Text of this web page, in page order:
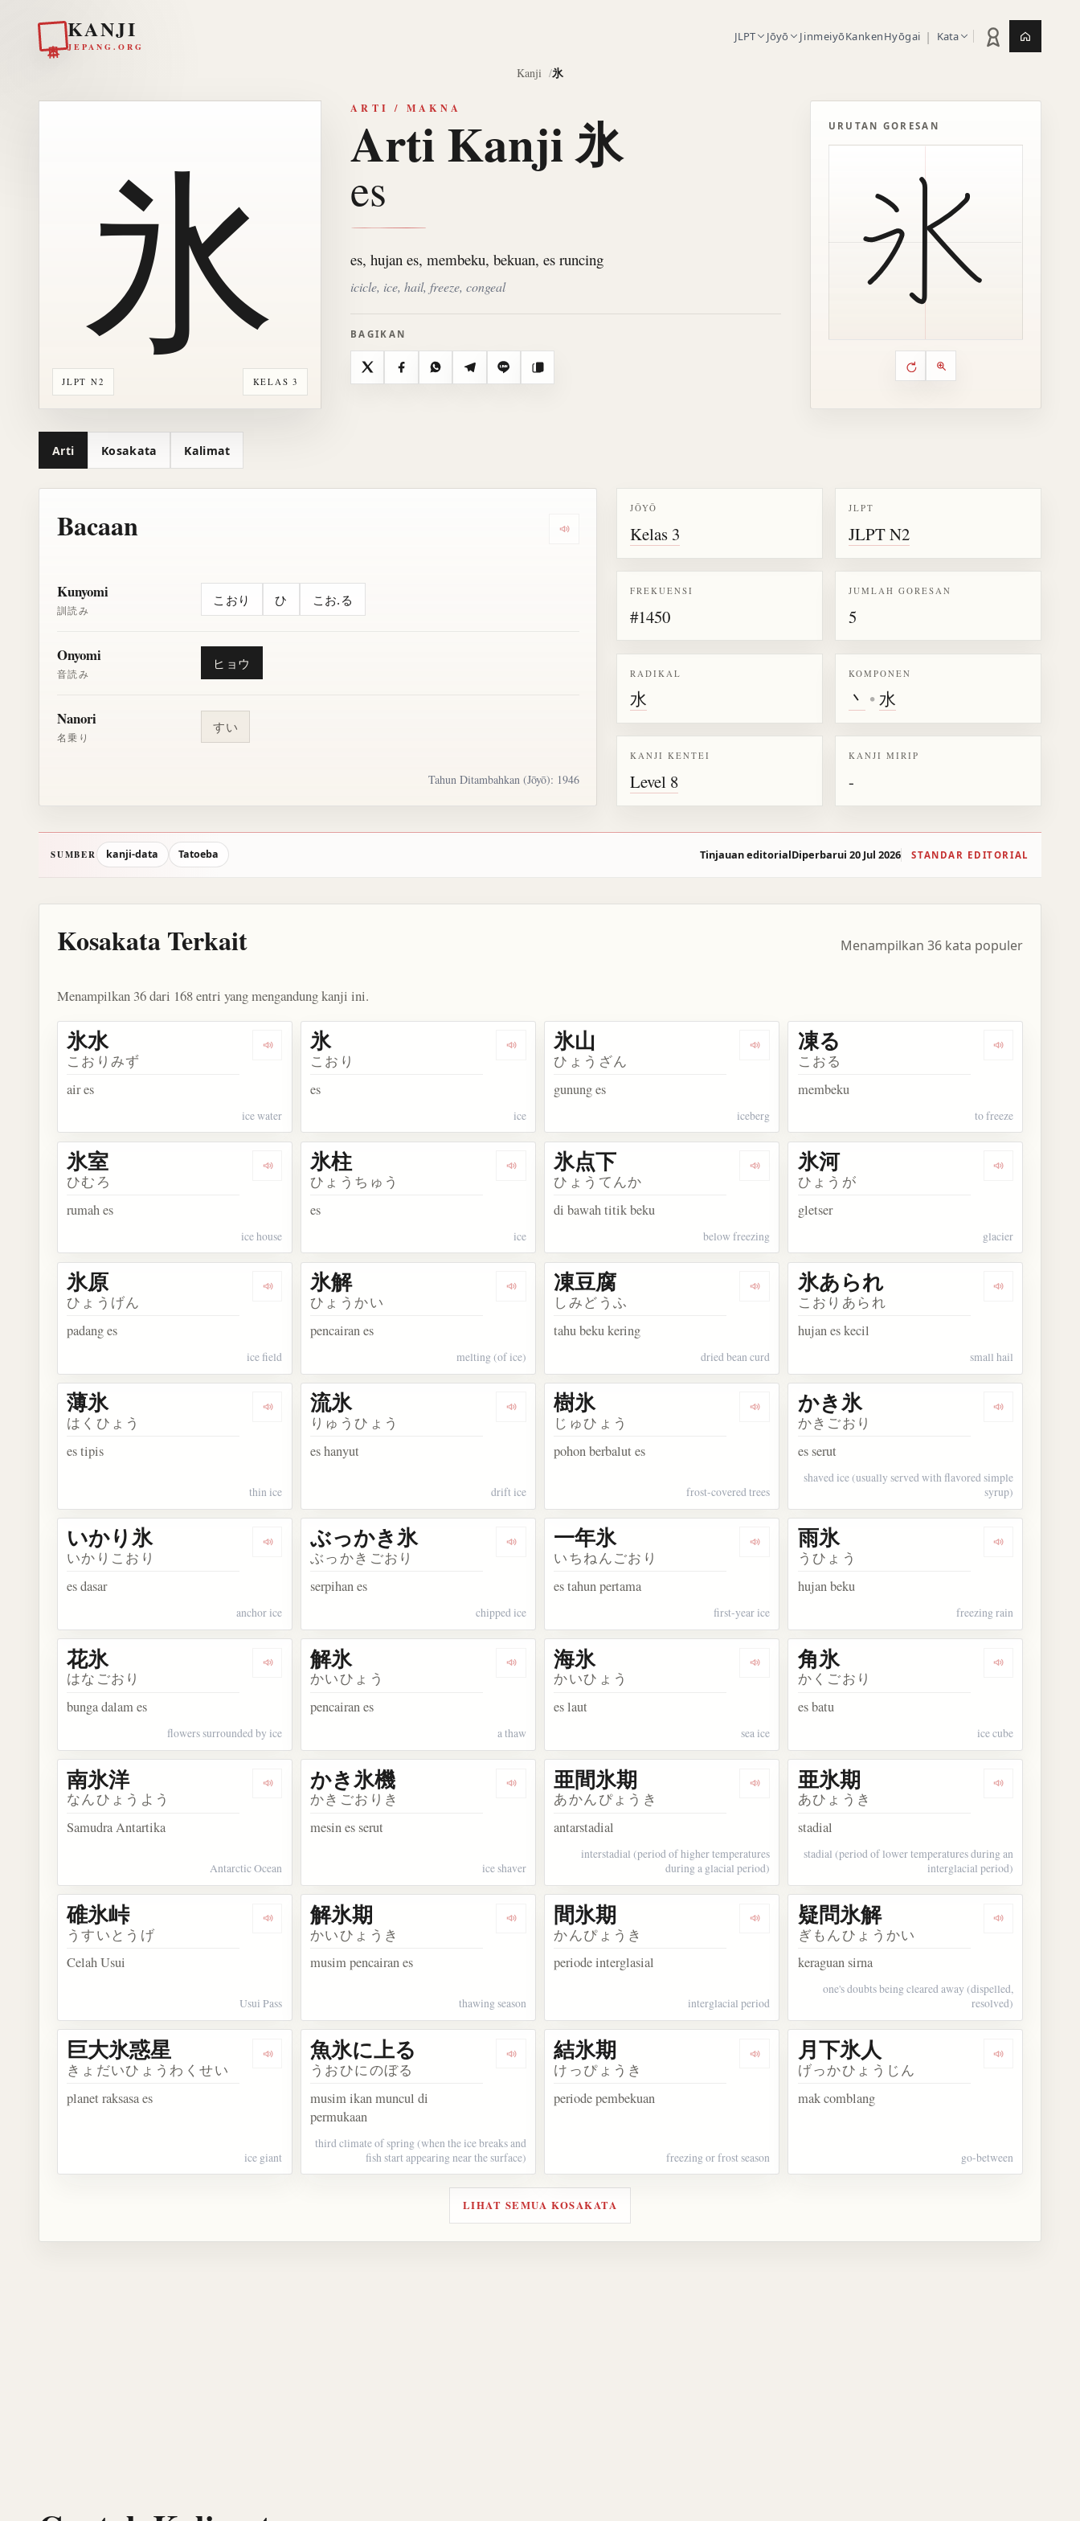
KANJI
JEPANG.ORG
JLPT Jōyō JinmeiyōKankenHyōgai | Kata Statistik latihan
Kanji 氷
JLPT N2 KELAS 3
氷
ARTI / MAKNA
Arti Kanji 氷
es
es, hujan es, membeku, bekuan, es runcing
icicle, ice, hail, freeze, congeal
BAGIKAN
X FacebookWhatsAppTelegramLine Salin
URUTAN GORESAN
Kontrol animasi urutan
Putar ulang animasi
Perbesar animasi
Arti Kosakata Kalimat
Bacaan Dengarkan semua bacaan untuk kanji 氷
Kunyomi
訓読み
こおり ひ こお.る
Onyomi
音読み
ヒョウ
Nanori
名乗り
すい
Tahun Ditambahkan (Jōyō): 1946
JŌYŌ
Kelas 3
JLPT
JLPT N2
FREKUENSI
#1450
JUMLAH GORESAN
5
RADIKAL
水
KOMPONEN
丶 •水
KANJI KENTEI
Level 8
KANJI MIRIP
-
SUMBER kanji-data Tatoeba Tinjauan editorialDiperbarui 20 Jul 2026 STANDAR EDITORIAL
Kosakata Terkait Menampilkan 36 kata populer
Menampilkan 36 dari 168 entri yang mengandung kanji ini.
Dengarkan kosakata 氷水
氷水
こおりみず
air es
ice water
Dengarkan kosakata 氷
氷
こおり
es
ice
Dengarkan kosakata 氷山
氷山
ひょうざん
gunung es
iceberg
Dengarkan
凍る
こおる
membeku
to freeze
Dengarkan kosakata 氷室
氷室
ひむろ
rumah es
ice house
Dengarkan kosakata 氷柱
氷柱
ひょうちゅう
es
ice
Dengarkan kosakata 氷点下
氷点下
ひょうてんか
di bawah titik beku
below freezing
Dengarkan
氷河
ひょうが
gletser
glacier
Dengarkan kosakata 氷原
氷原
ひょうげん
padang es
ice field
Dengarkan kosakata 氷解
氷解
ひょうかい
pencairan es
melting (of ice)
Dengarkan kosakata 凍豆腐
凍豆腐
しみどうふ
tahu beku kering
dried bean curd
Dengarkan
氷あられ
こおりあられ
hujan es kecil
small hail
Dengarkan kosakata 薄氷
薄氷
はくひょう
es tipis
thin ice
Dengarkan kosakata 流氷
流氷
りゅうひょう
es hanyut
drift ice
Dengarkan kosakata 樹氷
樹氷
じゅひょう
pohon berbalut es
frost-covered trees
Dengarkan
かき氷
かきごおり
es serut
shaved ice (usually served with flavored simple
syrup)
Dengarkan kosakata いかり氷
いかり氷
いかりこおり
es dasar
anchor ice
Dengarkan kosakata ぶっかき氷
ぶっかき氷
ぶっかきごおり
serpihan es
chipped ice
Dengarkan kosakata 一年氷
一年氷
いちねんごおり
es tahun pertama
first-year ice
Dengarkan
雨氷
うひょう
hujan beku
freezing rain
Dengarkan kosakata 花氷
花氷
はなごおり
bunga dalam es
flowers surrounded by ice
Dengarkan kosakata 解氷
解氷
かいひょう
pencairan es
a thaw
Dengarkan kosakata 海氷
海氷
かいひょう
es laut
sea ice
Dengarkan
角氷
かくごおり
es batu
ice cube
Dengarkan kosakata 南氷洋
南氷洋
なんひょうよう
Samudra Antartika
Antarctic Ocean
Dengarkan kosakata かき氷機
かき氷機
かきごおりき
mesin es serut
ice shaver
Dengarkan kosakata 亜間氷期
亜間氷期
あかんぴょうき
antarstadial
interstadial (period of higher temperatures
during a glacial period)
Dengarkan
亜氷期
あひょうき
stadial
stadial (period of lower temperatures during an
interglacial period)
Dengarkan kosakata 碓氷峠
碓氷峠
うすいとうげ
Celah Usui
Usui Pass
Dengarkan kosakata 解氷期
解氷期
かいひょうき
musim pencairan es
thawing season
Dengarkan kosakata 間氷期
間氷期
かんぴょうき
periode interglasial
interglacial period
Dengarkan
疑問氷解
ぎもんひょうかい
keraguan sirna
one's doubts being cleared away (dispelled,
resolved)
Dengarkan kosakata 巨大氷惑星
巨大氷惑星
きょだいひょうわくせい
planet raksasa es
ice giant
Dengarkan kosakata 魚氷に上る
魚氷に上る
うおひにのぼる
musim ikan muncul di
permukaan
third climate of spring (when the ice breaks and
fish start appearing near the surface)
Dengarkan kosakata 結氷期
結氷期
けっぴょうき
periode pembekuan
freezing or frost season
Dengarkan
月下氷人
げっかひょうじん
mak comblang
go-between
LIHAT SEMUA KOSAKATA